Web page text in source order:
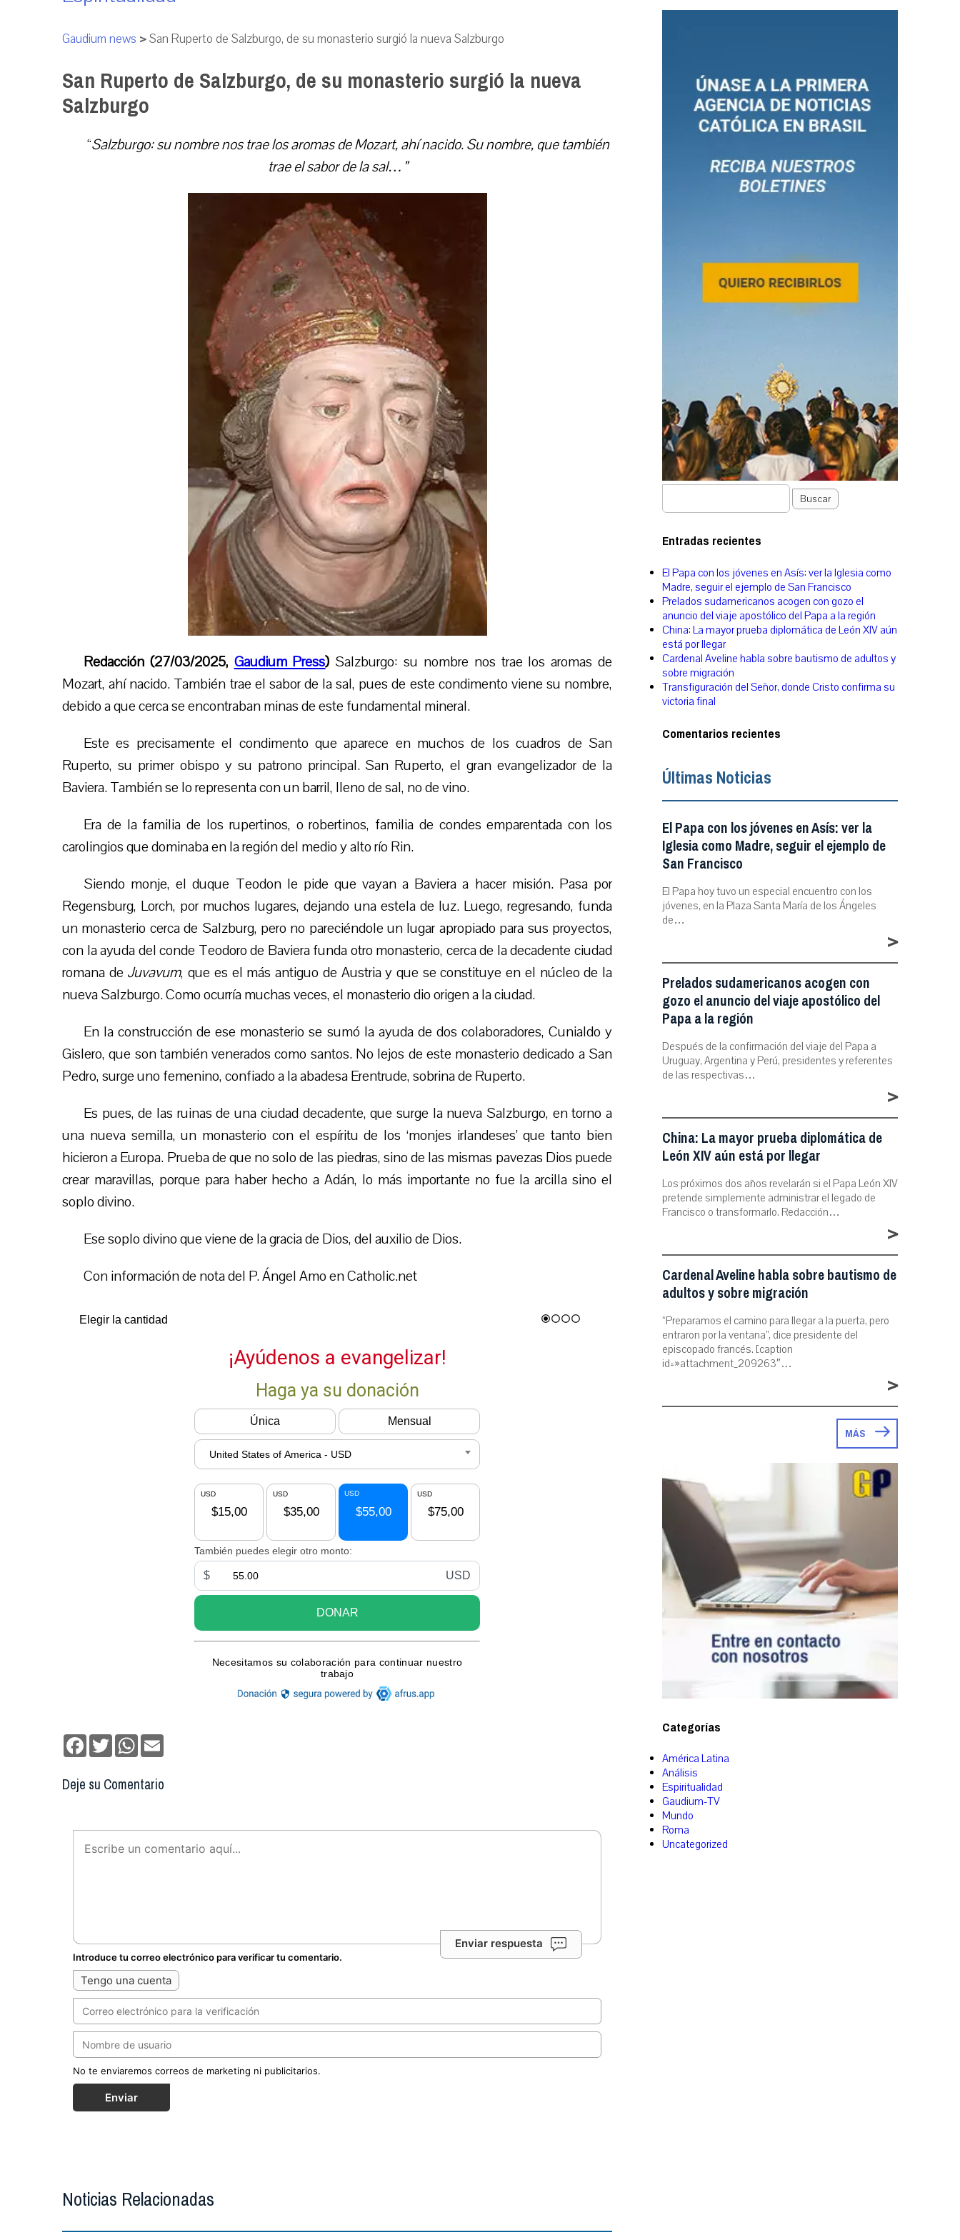
Gaudium news >San Ruperto de Salzburgo, de su monasterio surgió la nueva Salzburgo
San Ruperto de Salzburgo, de su monasterio surgió la nueva
Salzburgo
“Salzburgo: su nombre nos trae los aromas de Mozart, ahí nacido. Su nombre, que también
trae el sabor de la sal…”
Redacción (27/03/2025, Gaudium Press) Salzburgo: su nombre nos trae los aromas de
Mozart, ahí nacido. También trae el sabor de la sal, pues de este condimento viene su nombre,
debido a que cerca se encontraban minas deeste fundamental mineral.
Este es precisamente el condimento que aparece en muchos de los cuadros de San
Ruperto, su primer obispo y su patrono principal. San Ruperto, el gran evangelizador de la
Baviera. También se lo representa con un barril, lleno de sal, no de vino.
Era de la familia de los rupertinos, o robertinos, familia de condes emparentada con los
carolingios que dominaba en la región del medio y alto río Rin.
Siendo monje, el duque Teodon le pide que vayan a Baviera a hacer misión. Pasa por
Regensburg, Lorch, por muchos lugares, dejando una estela de luz. Luego, regresando, funda
un monasterio cerca de Salzburg, pero no pareciéndole un lugar apropiado para sus proyectos,
con la ayuda del conde Teodoro de Baviera funda otro monasterio, cerca de la decadente ciudad
romana de Juvavum, que es el más antiguo de Austria y que se constituye en el núcleo de la
nueva Salzburgo. Como ocurría muchas veces, el monasterio dio origen a la ciudad.
En la construcción de ese monasterio se sumó la ayuda de dos colaboradores, Cunialdo y
Gislero, que son también venerados como santos. No lejos de este monasterio dedicado a San
Pedro, surge uno femenino, confiado a la abadesa Erentrude, sobrina de Ruperto.
Es pues, de las ruinas de una ciudad decadente, que surge la nueva Salzburgo, en torno a
una nueva semilla, un monasterio con el espíritu de los ‘monjes irlandeses’ que tanto bien
hicieron a Europa. Prueba de que no solo de las piedras, sino de las mismas pavezas Dios puede
crear maravillas, porque para haber hecho a Adán, lo más importante no fue la arcilla sino el
soplo divino.
Ese soplo divino que viene de la gracia de Dios, del auxilio de Dios.
Con información de nota del P. Ángel Amo en Catholic.net
Facebook
TwitterWhatsApp
Deje su Comentario
Enviar respuesta
Introduce tu correo electrónico para verificar tu comentario.
Tengo una cuenta
No te enviaremos correos de marketing ni publicitarios.
Enviar
Noticias Relacionadas
Buscar
Entradas recientes
El Papa con los jóvenes en Asís: ver la Iglesia como
Madre, seguir el ejemplo de San Francisco
Prelados sudamericanos acogen con gozo el
anuncio del viaje apostólico del Papa a la región
China: La mayor prueba diplomática de León XIV aún
está por llegar
Cardenal Aveline habla sobre bautismo de adultos y
sobre migración
Transfiguración del Señor, donde Cristo confirma su
victoria final
Comentarios recientes
Últimas Noticias
El Papa con los jóvenes en Asís: ver la
Iglesia como Madre, seguir el ejemplo de
San Francisco
El Papa hoy tuvo un especial encuentro con los
jóvenes, en la Plaza Santa María de los Ángeles
de…
>
Prelados sudamericanos acogen con
gozo el anuncio del viaje apostólico del
Papa a la región
Después de la confirmación del viaje del Papa a
Uruguay, Argentina y Perú, presidentes y referentes
de las respectivas…
>
China: La mayor prueba diplomática de
León XIV aún está por llegar
Los próximos dos años revelarán si el Papa León XIV
pretende simplemente administrar el legado de
Francisco o transformarlo. Redacción…
>
Cardenal Aveline habla sobre bautismo de
adultos y sobre migración
“Preparamos el camino para llegar a la puerta, pero
entraron por la ventana”, dice presidente del
episcopado francés. [caption
id=»attachment_209263″…
>
MÁS
Categorías
América Latina
Análisis
Espiritualidad
Gaudium-TV
Mundo
Roma
Uncategorized